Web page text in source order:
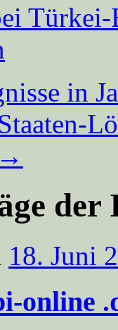
in
→
der
18. Juni
online